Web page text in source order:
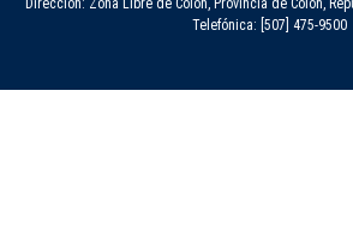
Dirección: Zona Libre de Colón, Provincia de Colón,
Telefónica: [507] 475-9500